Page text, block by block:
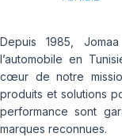
Depuis 1985,
l’automobile en
cœur de notre
produits et solutions
performance sont
marques reconnues.